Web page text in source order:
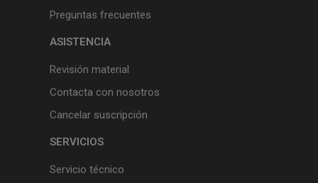
Preguntas frecuentes
ASISTENCIA
Revisión material
Contacta con nosotros
Cancelar suscripción
SERVICIOS
Servicio técnico